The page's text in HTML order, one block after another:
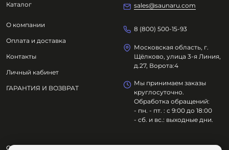
Каталог
О компании
Оплата и доставка
Контакты
Личный кабинет
ГАРАНТИЯ И ВОЗВРАТ
sales@saunaru.com
8 (800) 500-15-93
Московская область, г.
Щёлково, улица 3-я Линия,
д.27, Ворота:4
Мы принимаем заказы
круглосуточно.
Обработка обращений:
- пн. - пт. : с 9:00 до 18:00
- сб. и вс.: выходные дни.
ООО "ОЗДОРОВИТЕЛЬНЫЕ ТЕХНОЛОГИИ"